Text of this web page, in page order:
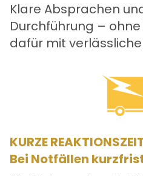
Klare Absprachen
Durchführung –
dafür mit
KURZE
Bei Notfällen